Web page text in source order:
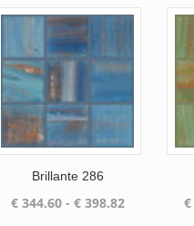
Brillante 286
€344.60 - €398.82Prijsklasse:
€